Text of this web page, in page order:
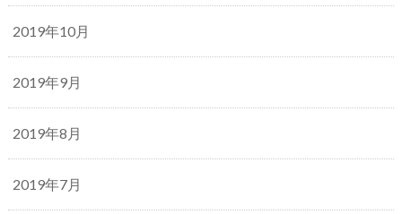
2019年10月
2019年9月
2019年8月
2019年7月